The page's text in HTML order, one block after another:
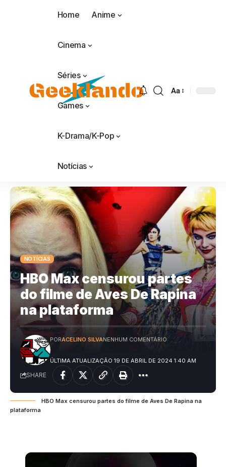
Home Anime
Cinema
Séries
Games
K-Drama/K-Pop
Notícias
Aa
NOTÍCIAS
HBO Max censurou partes
do filme de Aves De Rapina
na plataforma
ÚLTIMA ATUALIZAÇÃO 19 DE ABRIL DE 2024 1:40 AM
PORACELINO SILVANENHUM COMENTÁRIO
SHARE
HBO Max censurou partes do filme de Aves De Rapina na
plataforma